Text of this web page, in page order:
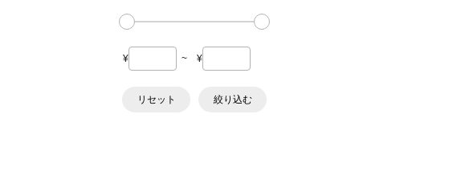
¥ ~ ¥
リセット 絞り込む